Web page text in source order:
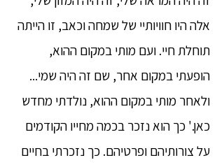
אלה היו חוויותיי של שמחה וכאב, זו הייתה
תוחלת חיי. ועם מותי במקום ההוא,
הופעתי במקום אחר, שם זה היה שמי...
ולאחר מותי במקום ההוא, נולדתי מחדש
כאן.' כך הוא נזכר בכמה מחייו הקודמים
על צורותיהם ופרטיהם. כך נזכרתי בחיים